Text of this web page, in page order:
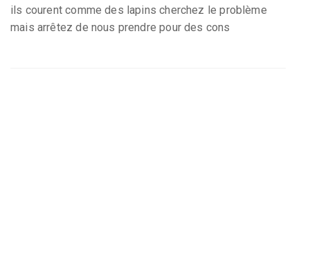
ils courent comme des lapins cherchez le problème
mais arrêtez de nous prendre pour des cons